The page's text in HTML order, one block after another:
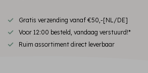
Gratis verzending vanaf €50,-[NL/DE]
Voor 12:00 besteld, vandaag verstuurd!*
Ruim assortiment direct leverbaar